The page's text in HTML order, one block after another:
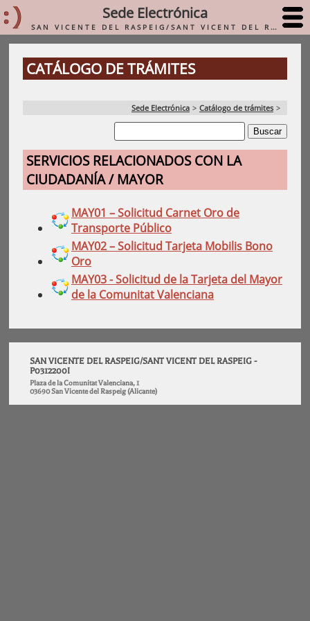
Sede Electrónica
SAN VICENTE DEL RASPEIG/SANT VICENT DEL RASPEIG
CATÁLOGO DE TRÁMITES
Sede Electrónica > Catálogo de trámites >
SERVICIOS RELACIONADOS CON LA
CIUDADANÍA / MAYOR
MAY01 – Solicitud Carnet Oro de
Transporte Público
MAY02 – Solicitud Tarjeta Mobilis Bono
Oro
MAY03 - Solicitud de la Tarjeta del Mayor
de la Comunitat Valenciana
SAN VICENTE DEL RASPEIG/SANT VICENT DEL RASPEIG -
P0312200I
Plaza de la Comunitat Valenciana, 1
03690 San Vicente del Raspeig (Alicante)